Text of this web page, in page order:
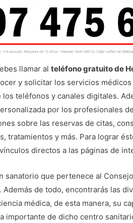
llamar alteléfono gratuito de
y solicitar los servicios médicos
teléfonos y canales digitales.
por los profesionales
sobre las reservas de citas,
tratamientos y más. Para lograr
directos a las páginas de
sanatorio que pertenece al
de todo, encontrarás las
médica, de esta manera, su
importante de dicho centro